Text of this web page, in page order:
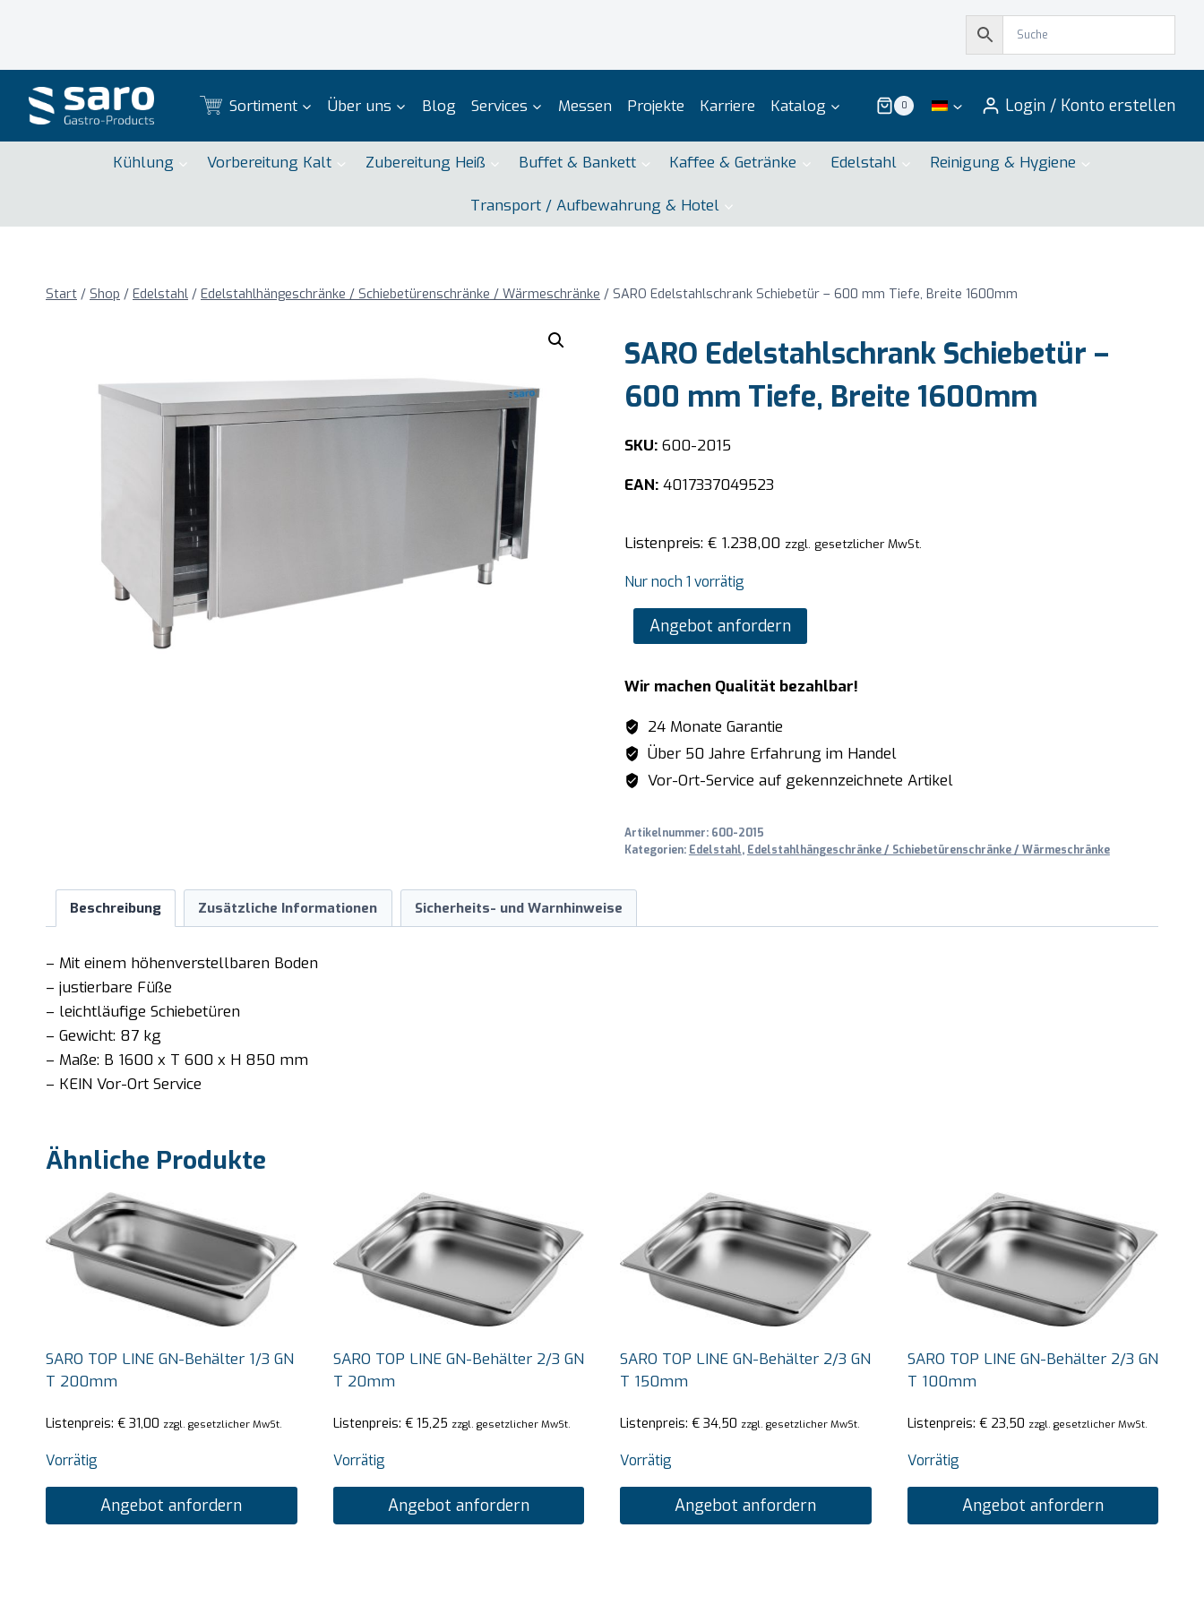
Sortiment Über uns Blog Services Messen Projekte Karriere Katalog 0 Login / Konto erstellen
Kühlung Vorbereitung Kalt Zubereitung Heiß Buffet & Bankett Kaffee & Getränke Edelstahl Reinigung & Hygiene
Transport / Aufbewahrung & Hotel
Start / Shop / Edelstahl / Edelstahlhängeschränke / Schiebetürenschränke / Wärmeschränke / SARO Edelstahlschrank Schiebetür – 600 mm Tiefe, Breite 1600mm
SARO Edelstahlschrank Schiebetür –
600 mm Tiefe, Breite 1600mm
SKU:600-2015
EAN:4017337049523
Listenpreis: €1.238,00 zzgl. gesetzlicher MwSt.
Nur noch 1 vorrätig
SARO
Edelstahlschrank
-
600
mm
Tiefe,
Breite
Menge
Angebot anfordern
Wir machen Qualität bezahlbar!
24 Monate Garantie
Über 50 Jahre Erfahrung im Handel
Vor-Ort-Service auf gekennzeichnete Artikel
Artikelnummer: 600-2015
Kategorien: Edelstahl, Edelstahlhängeschränke / Schiebetürenschränke / Wärmeschränke
Beschreibung Zusätzliche Informationen Sicherheits- und Warnhinweise
– Mit einem höhenverstellbaren Boden
– justierbare Füße
– leichtläufige Schiebetüren
– Gewicht: 87 kg
– Maße: B 1600 x T 600 x H 850 mm
– KEIN Vor-Ort Service
Ähnliche Produkte
SARO TOP LINE GN-Behälter 1/3 GN
T 200mm
Listenpreis: € 31,00 zzgl. gesetzlicher MwSt.
Vorrätig
Angebot anfordern
SARO TOP LINE GN-Behälter 2/3 GN
T 20mm
Listenpreis: €15,25 zzgl. gesetzlicher MwSt.
Vorrätig
Angebot anfordern
SARO TOP LINE GN-Behälter 2/3 GN
T 150mm
Listenpreis: € 34,50 zzgl. gesetzlicher MwSt.
Vorrätig
Angebot anfordern
SARO TOP LINE GN-Behälter 2/3 GN
T 100mm
Listenpreis: €23,50 zzgl. gesetzlicher MwSt.
Vorrätig
Angebot anfordern